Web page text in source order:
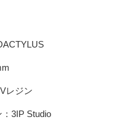
レジン
3IP Studio